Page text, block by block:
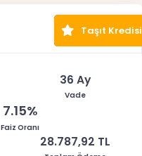
Taşıt Kredisi
36 Ay
Vade
7.15%
Faiz Oranı
28.787,92 TL